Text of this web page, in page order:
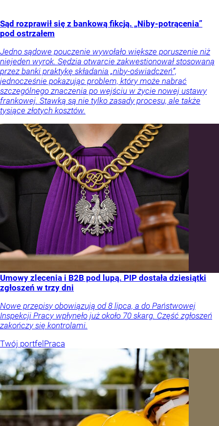
Sąd rozprawił się z bankową fikcją. „Niby-potrącenia”
pod ostrzałem
Jedno sądowe pouczenie wywołało większe poruszenie niż
niejeden wyrok. Sędzia otwarcie zakwestionował stosowaną
przez banki praktykę składania „niby-oświadczeń”,
jednocześnie pokazując problem, który może nabrać
szczególnego znaczenia po wejściu w życie nowej ustawy
frankowej. Stawką są nie tylko zasady procesu, ale także
tysiące złotych kosztów.
Umowy zlecenia i B2B pod lupą. PIP dostała dziesiątki
zgłoszeń w trzy dni
Nowe przepisy obowiązują od 8 lipca, a do Państwowej
Inspekcji Pracy wpłynęło już około 70 skarg. Część zgłoszeń
zakończy się kontrolami.
Twój portfelPraca